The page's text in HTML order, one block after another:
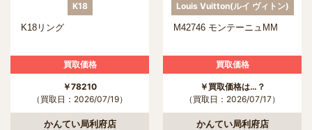
K18
K18リング
買取価格
￥78210
（買取日：2026/07/19）
かんてい局利府店
Louis Vuitton(ルイ ヴィトン)
M42746 モンテーニュMM
買取価格
￥買取価格は…？
（買取日：2026/07/17）
かんてい局利府店